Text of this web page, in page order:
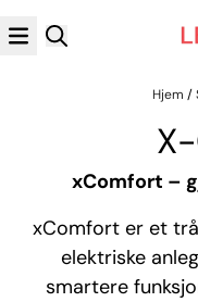
Hopp til innhold
Hjem /
xComfort –
xComfort er et
elektriske
smartere